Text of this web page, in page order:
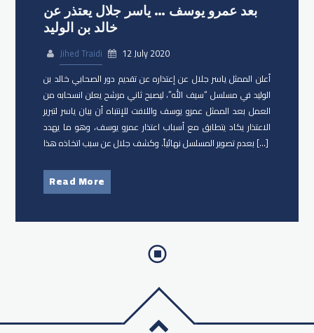
بعد عمرو يوسف … ياسر جلال يعتذر عن
خالد بن الوليد
Jihed Traidi
12 July 2020
أعلن الممثل ​ياسر جلال عن إعتذاره عن تقديم دور الصحابي خالد بن
الوليد في مسلسل “سيف الله”، ليصبح ثاني مرشح يعلن انسحابه من
العمل بعد الممثل ​عمرو يوسف واللافت للإنتباه أن بيان ياسر لتبرير
الاعتذار يكاد يتطابق مع أسباب اعتذار عمرو يوسف، وهو ما يهدد
بعدم تصوير المسلسل نهائياً. وكشف جلال عن سبب اتخاذه هذا […]
Read More